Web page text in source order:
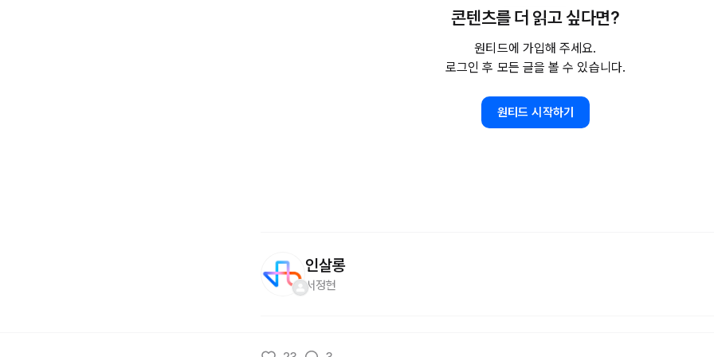
콘텐츠를 더 읽고 싶다면?
원티드에 가입해 주세요.
로그인 후 모든 글을 볼 수 있습니다.
원티드 시작하기
인살롱
서정현